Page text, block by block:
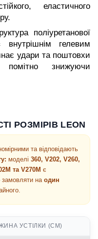
еластичного
поліуретанової
гелевим
удари та поштовхи
знижуючи
РОЗМІРІВ LEON
та відповідають
моделі 360, V202, V260,
та V270M є
замовляти на один
УСТІЛКИ (СМ)